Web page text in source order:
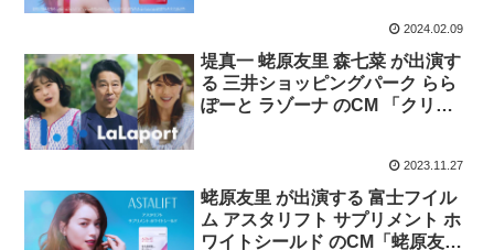
2024.02.09
堤真一 蛯原友里 森七菜 が出演す
る 三井ショッピングパーク らら
ぽーと ラゾーナ のCM 「クリス
2023.11.27
蛯原友里 が出演する 富士フイル
ム アスタリフト サプリメント ホ
ワイトシールド のCM「蛯原友里